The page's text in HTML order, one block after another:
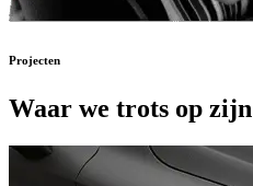
Projecten
Waar we trots op zijn